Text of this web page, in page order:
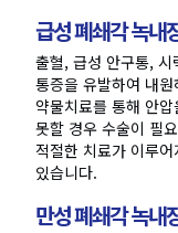
급성 폐쇄각 녹내
출혈, 급성 안구통,
통증을 유발하여 내
약물치료를 통해 안
못할 경우 수술이 필
적절한 치료가 이루
있습니다.
만성 폐쇄각 녹내